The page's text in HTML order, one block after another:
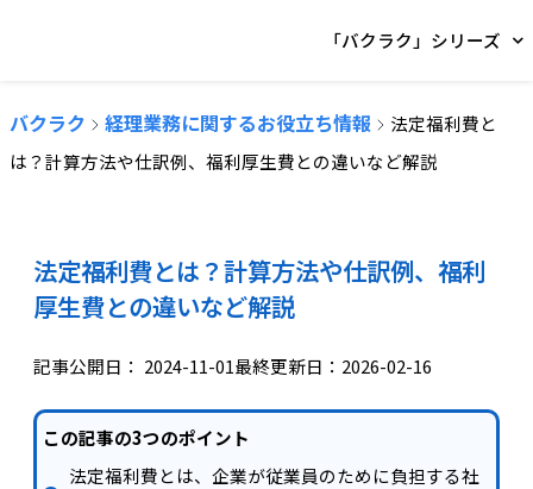
「バクラク」シリーズ
バクラク 経理業務に関するお役立ち情報
法定福利費と
は？計算方法や仕訳例、福利厚生費との違いなど解説
法定福利費とは？計算方法や仕訳例、福利
厚生費との違いなど解説
記事公開日： 2024-11-01最終更新日：2026-02-16
この記事の3つのポイント
法定福利費とは、企業が従業員のために負担する社